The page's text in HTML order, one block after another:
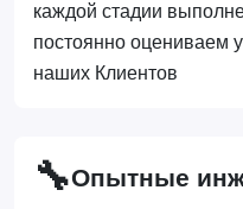
каждой стадии
постоянно оцениваем
наших Клиентов
🔧Опытные